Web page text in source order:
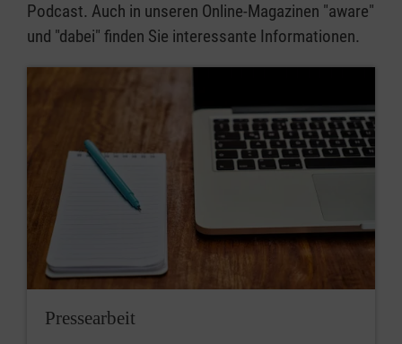
Podcast. Auch in unseren Online-Magazinen "aware"
und "dabei" finden Sie interessante Informationen.
Pressearbeit